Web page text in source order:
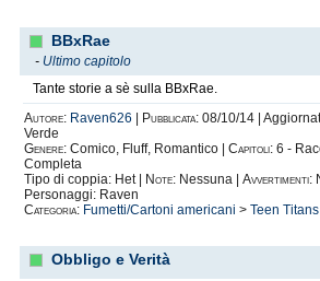
BBxRae
- Ultimo capitolo
Tante storie a sè sulla BBxRae.
Autore: Raven626 Pubblicata: 08/10/14 |
Verde
Genere: Comico, Fluff, Romantico | Capitoli: 6 -
Completa
Tipo di coppia: Het |
Note: Nessuna | Avvertimenti:
Personaggi: Raven
Categoria: Fumetti/Cartoni americani > Teen Titans
Obbligo e Verità